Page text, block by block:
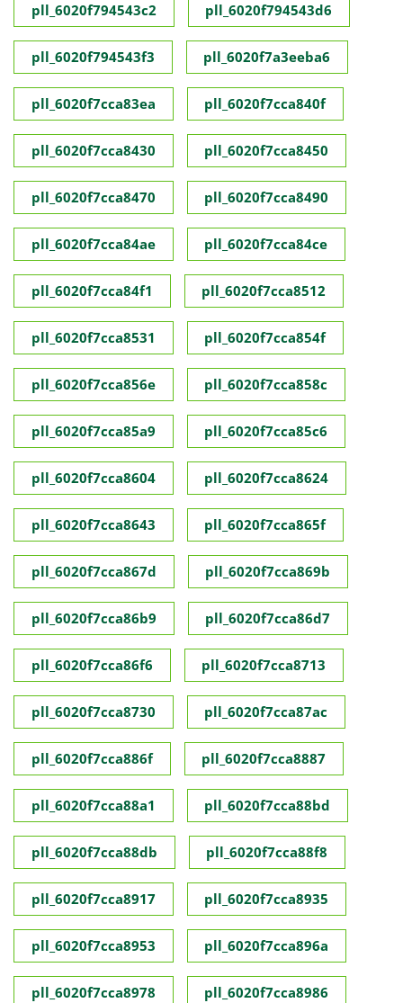
pll_6020f794543c2 pll_6020f794543d6
pll_6020f794543f3 pll_6020f7a3eeba6
pll_6020f7cca83ea pll_6020f7cca840f
pll_6020f7cca8430 pll_6020f7cca8450
pll_6020f7cca8470 pll_6020f7cca8490
pll_6020f7cca84ae pll_6020f7cca84ce
pll_6020f7cca84f1 pll_6020f7cca8512
pll_6020f7cca8531 pll_6020f7cca854f
pll_6020f7cca856e pll_6020f7cca858c
pll_6020f7cca85a9 pll_6020f7cca85c6
pll_6020f7cca8604 pll_6020f7cca8624
pll_6020f7cca8643 pll_6020f7cca865f
pll_6020f7cca867d pll_6020f7cca869b
pll_6020f7cca86b9 pll_6020f7cca86d7
pll_6020f7cca86f6 pll_6020f7cca8713
pll_6020f7cca8730 pll_6020f7cca87ac
pll_6020f7cca886f pll_6020f7cca8887
pll_6020f7cca88a1 pll_6020f7cca88bd
pll_6020f7cca88db pll_6020f7cca88f8
pll_6020f7cca8917 pll_6020f7cca8935
pll_6020f7cca8953 pll_6020f7cca896a
pll_6020f7cca8978 pll_6020f7cca8986